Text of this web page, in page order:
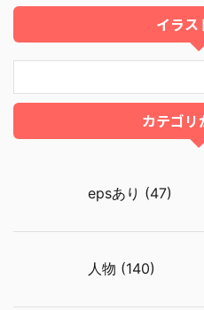
イラス
カテゴリ
epsあり (47)
人物 (140)